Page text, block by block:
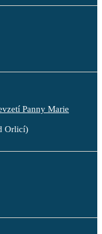
Panny Marie
Orlicí)